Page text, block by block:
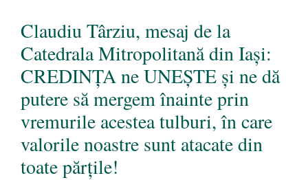
Claudiu Târziu, mesaj de la
Catedrala Mitropolitană din Iași:
CREDINȚA ne UNEȘTE și ne dă
putere să mergem înainte prin
vremurile acestea tulburi, în care
valorile noastre sunt atacate din
toate părțile!